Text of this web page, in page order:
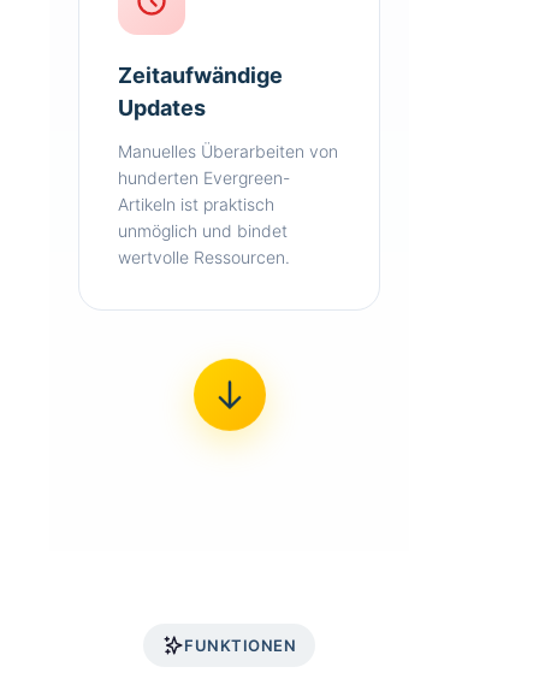
Zeitaufwändige
Updates
Manuelles Überarbeiten von
hunderten Evergreen-
Artikeln ist praktisch
unmöglich und bindet
wertvolle Ressourcen.
FUNKTIONEN